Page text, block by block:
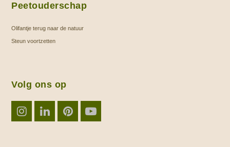
Peetouderschap
Olifantje terug naar de natuur
Steun voortzetten
Volg ons op
Instagram
LinkedInPinterestYouTube